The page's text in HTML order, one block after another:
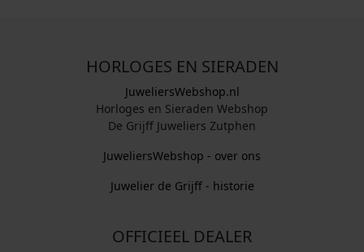
HORLOGES EN SIERADEN
JuweliersWebshop.nl
Horloges en Sieraden Webshop
De Grijff Juweliers Zutphen
JuweliersWebshop - over ons
Juwelier de Grijff - historie
OFFICIEEL DEALER